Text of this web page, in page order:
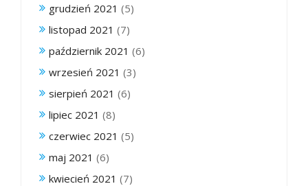
grudzień 2021 (5)
listopad 2021 (7)
październik 2021 (6)
wrzesień 2021 (3)
sierpień 2021 (6)
lipiec 2021 (8)
czerwiec 2021 (5)
maj 2021 (6)
kwiecień 2021 (7)